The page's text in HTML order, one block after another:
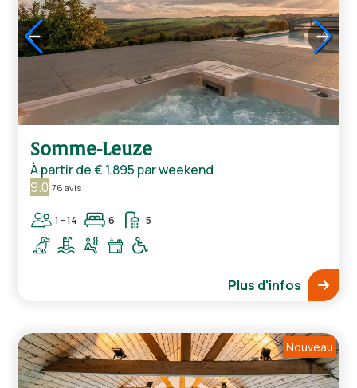
Somme-Leuze
À partir de€ 1.895 par weekend
9.0 76 avis
1 - 14 6 5
Plus d'infos
1/5
Nouveau